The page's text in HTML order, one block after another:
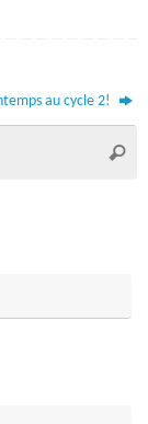
au cycle 2!